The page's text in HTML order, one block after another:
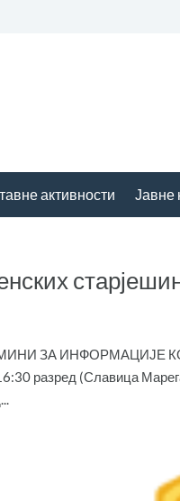
активности Јавне
ЗА
разред (Славица